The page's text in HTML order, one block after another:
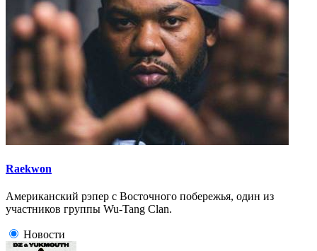
Raekwon
Американский рэпер с Восточного побережья, один из
участников группы Wu-Tang Clan.
Новости